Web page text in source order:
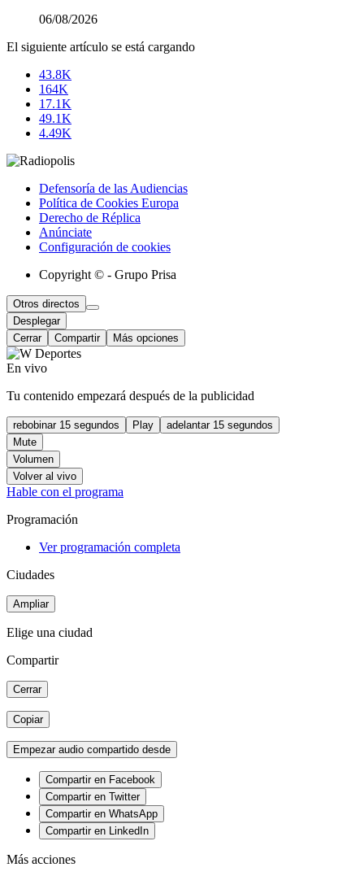
06/08/2026
El siguiente artículo se está cargando
43.8K
164K
17.1K
49.1K
4.49K
Defensoría de las Audiencias
Política de Cookies Europa
Derecho de Réplica
Anúnciate
Configuración de cookies
Copyright © - Grupo Prisa
Otros directos
Desplegar
Cerrar
Compartir Más opciones
En vivo
Tu contenido empezará después de la publicidad
rebobinar 15 segundos Play
adelantar 15 segundos
Mute
Volumen
Volver al vivo
Hable con el programa
Programación
Ver programación completa
Ciudades
Ampliar
Elige una ciudad
Compartir
Cerrar
Copiar
Empezar audio compartido desde
Compartir en Facebook
Compartir en Twitter
Compartir en WhatsApp
Compartir en LinkedIn
Más acciones